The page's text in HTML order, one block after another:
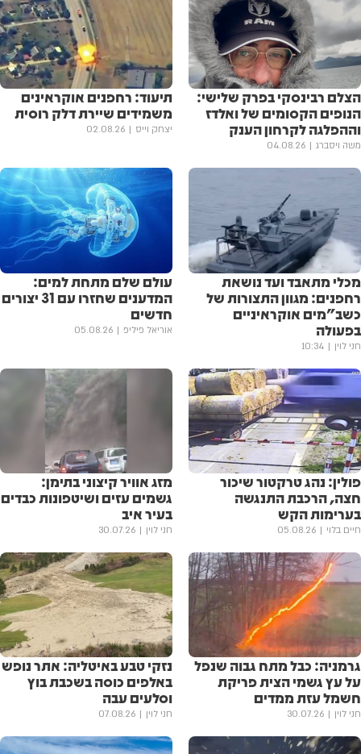
הצלם רבינסקי בפרק שלישי:
הנופים הקסומים של ואלדז
וההפלגה לקרחון הענק
משה ויסברג 04.08.26
תיעוד: רחפנים אוקראינים
משמידים שיירת דלק רוסית
יצחק וייס 02.08.26
מכלי מתאבד ועד נושאת
רחפנים: מגוון התצורות של
כשב"מים אוקראיניים
בפעולה
חני לוין 10:34
עולם שלם מתחת למים:
המדענים שחזרו עם 31 יצורים
חדשים
אוריאל פיליפ 05.08.26
פולין: נהג טרקטור שיכור
חצה, הרכבת התנגשה
בערימות הקש
חיים בלוי 05.08.26
מזג אוויר קיצוני בתימן:
גשמים עזים ושיטפונות כבדים
בעיר איב
חני לוין 30.07.26
גרמניה: כבל מתח גבוה שנפל
על עץ גשמי הצית פריקת
חשמל עזת ממדים
חני לוין 30.07.26
נזקי טבע באיטליה: אתר נופש
באלפים כוסה בשכבת בוץ
וסלעים עבה
חני לוין 07.08.26